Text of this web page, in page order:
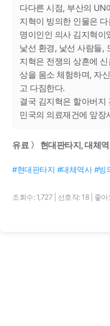
다다른 시점, 부산의 UN
지혁이 빙의한 인물은
명이인인 의사 김지혁이
낯선 환경, 낯선 사람들,
지혁은 전쟁의 상흔에
상을 몸소 체험하며, 자
고 다짐한다.
결국 김지혁은 할아버지
민국의 의료재건에 앞장
유료 〉 현대판타지, 대체
#현대판타지 #대체역사 #빙
조회수: 1,727 선호작: 18 좋아